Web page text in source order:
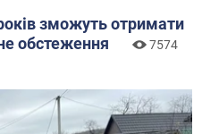
зможуть отримати
обстеження
7574